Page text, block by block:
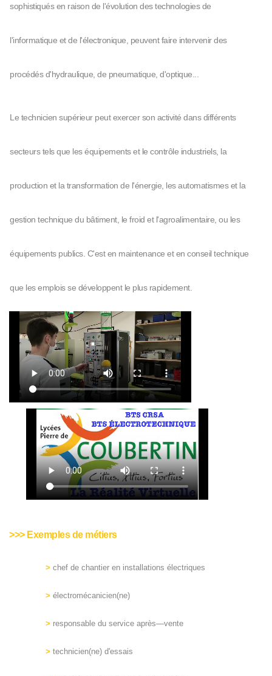
sophistiqués en raison de l'évolution des technologies de
l'informatique et de l'électronique, peuvent faire intervenir des
procédés d'hydraulique, de pneumatique, d'optique...
Le technicien supérieur peut exercer son activité dans différents
secteurs tels que les équipements et le contrôle industriels, la
production et la transformation de l'énergie, les automatismes et la
gestion technique du bâtiment, le froid et l'agroalimentaire, ou les
équipements publics. C'est en maintenance et en conseil technique
que les emplois se développent le plus rapidement.
>>> Exemples de métiers
> chef de chantier en installations électriques
> électromécanicien(ne)
> responsable du service après—vente
> technicien(ne) d'essais